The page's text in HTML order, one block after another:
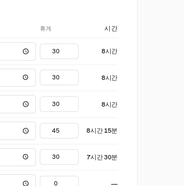
휴게 시간
8시간
8시간
8시간
8시간 15분
7시간 30분
—